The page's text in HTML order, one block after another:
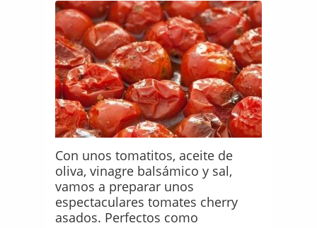
Con unos tomatitos, aceite de
oliva, vinagre balsámico y sal,
vamos a preparar unos
espectaculares tomates cherry
asados. Perfectos como